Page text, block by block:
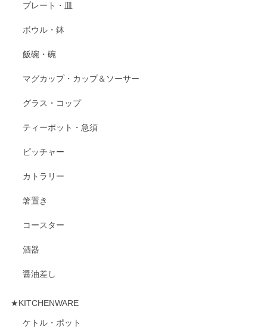
プレート・皿
ボウル・鉢
飯碗・碗
マグカップ・カップ＆ソーサー
グラス・コップ
ティーポット・急須
ピッチャー
カトラリー
箸置き
コースター
酒器
醤油差し
★KITCHENWARE
ケトル・ポット